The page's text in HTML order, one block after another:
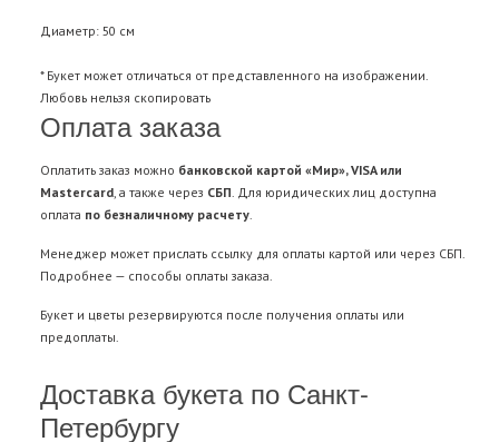
Диаметр: 50 см
* Букет может отличаться от представленного на изображении.
Любовь нельзя скопировать
Оплата заказа
Оплатить заказ можно банковской картой «Мир», VISA или
Mastercard, а также через СБП. Для юридических лиц доступна
оплата по безналичному расчету.
Менеджер может прислать ссылку для оплаты картой или через СБП.
Подробнее — способы оплаты заказа.
Букет и цветы резервируются после получения оплаты или
предоплаты.
Доставка букета по Санкт-
Петербургу